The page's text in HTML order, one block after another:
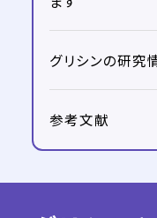
グリシンの研究
参考文献